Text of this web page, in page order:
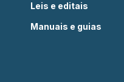
Leis e editais
Manuais e guias